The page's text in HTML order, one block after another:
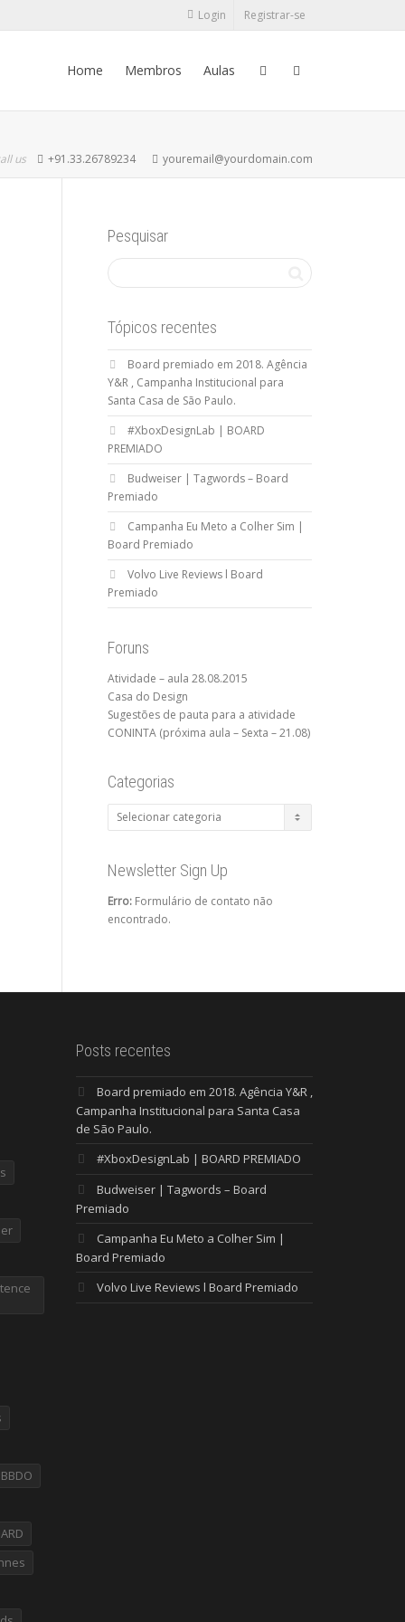
Login Registrar-se
Home Membros Aulas
us +91.33.26789234 youremail@yourdomain.com
Pesquisar
Tópicos recentes
Board premiado em 2018. Agência
Y&R , Campanha Institucional para
Santa Casa de São Paulo.
#XboxDesignLab | BOARD
PREMIADO
Budweiser | Tagwords – Board
Premiado
Campanha Eu Meto a Colher Sim |
Board Premiado
Volvo Live Reviews l Board
Premiado
Foruns
Atividade – aula 28.08.2015
Casa do Design
Sugestões de pauta para a atividade
CONINTA (próxima aula – Sexta – 21.08)
Categorias
Categorias
Newsletter Sign Up
Erro:Formulário de contato não
encontrado.
Posts recentes
Board premiado em 2018. Agência Y&R ,
Campanha Institucional para Santa Casa
de São Paulo.
#XboxDesignLab | BOARD PREMIADO
Budweiser | Tagwords – Board
Premiado
Campanha Eu Meto a Colher Sim |
Board Premiado
Volvo Live Reviews l Board Premiado